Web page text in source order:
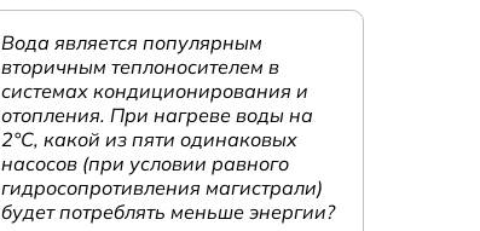
Вода является популярным
вторичным теплоносителем в
системах кондиционирования и
отопления. При нагреве воды на
2°С, какой из пяти одинаковых
насосов (при условии равного
гидросопротивления магистрали)
будет потреблять меньше энергии?